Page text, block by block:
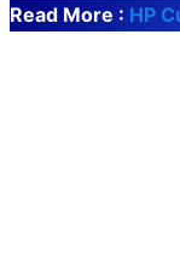
Read More : HP